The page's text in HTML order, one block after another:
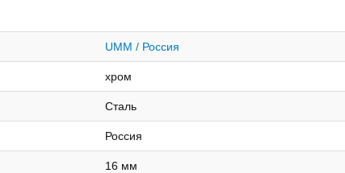
UMM / Россия
хром
Сталь
Россия
16 мм